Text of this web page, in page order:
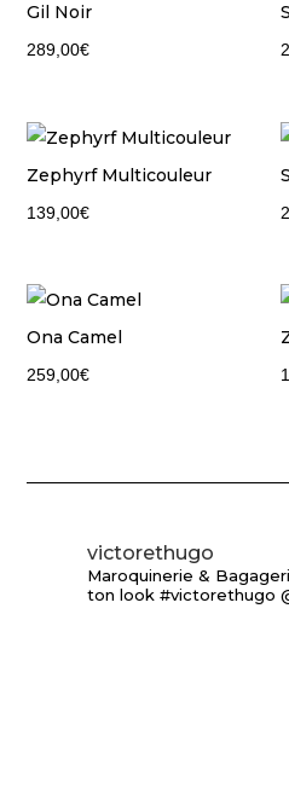
Gil Noir
289,00€
Zephyrf Multicouleur
139,00€
Ona Camel
259,00€
victorethugo
Maroquinerie &
ton look #victorethugo